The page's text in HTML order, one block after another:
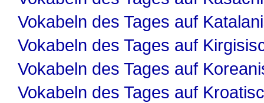
Vokabeln des Tages auf
Vokabeln des Tages auf
Vokabeln des Tages auf
Vokabeln des Tages auf